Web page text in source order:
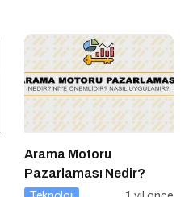
Arama Motoru
Pazarlaması Nedir?